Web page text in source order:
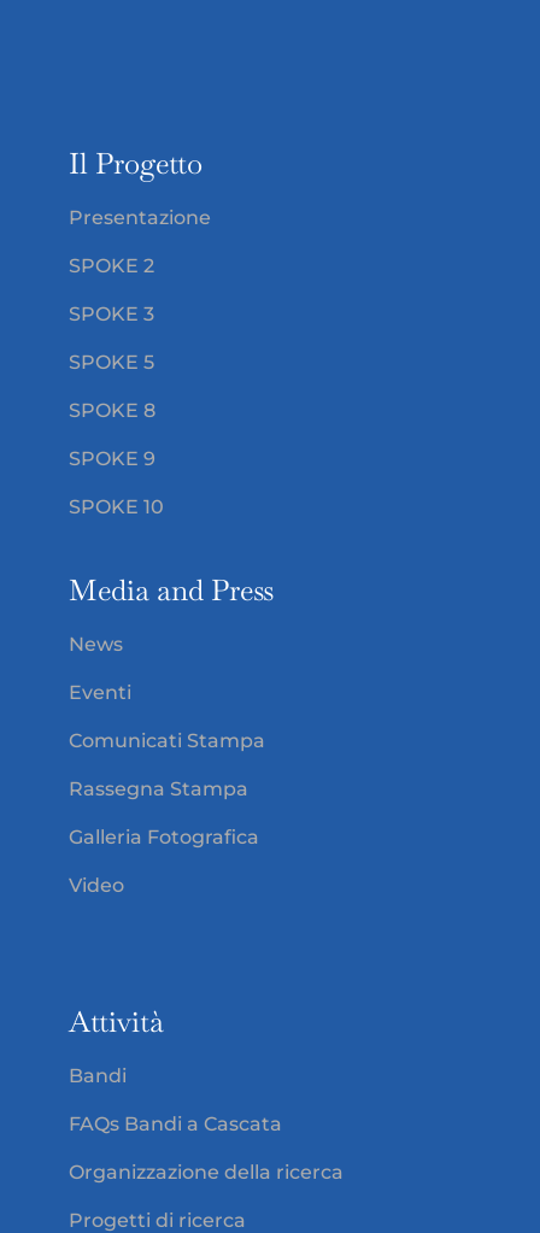
Il Progetto
Presentazione
SPOKE 2
SPOKE 3
SPOKE 5
SPOKE 8
SPOKE 9
SPOKE 10
Media and Press
News
Eventi
Comunicati Stampa
Rassegna Stampa
Galleria Fotografica
Video
Attività
Bandi
FAQs Bandi a Cascata
Organizzazione della ricerca
Progetti di ricerca